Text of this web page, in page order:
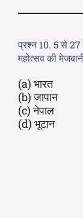
प्रश्न 10. 5 से
महोत्सव की
(a) भारत
(b) जापान
(c) नेपाल
(d) भूटान